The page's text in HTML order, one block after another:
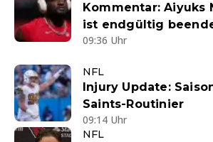
Kommentar: Aiyuks
ist endgültig
09:36 Uhr
NFL
Injury Update:
Saints-Routinier
09:14 Uhr
NFL